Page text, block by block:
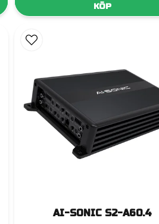
KÖP
AI-SONIC S2-A60.4